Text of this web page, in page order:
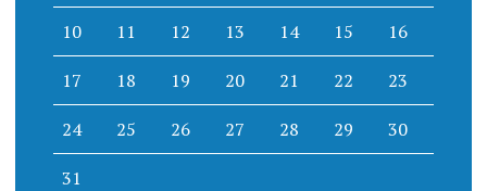
10 11 12 13 14 15 16
17 18 19 20 21 22 23
24 25 26 27 28 29 30
31